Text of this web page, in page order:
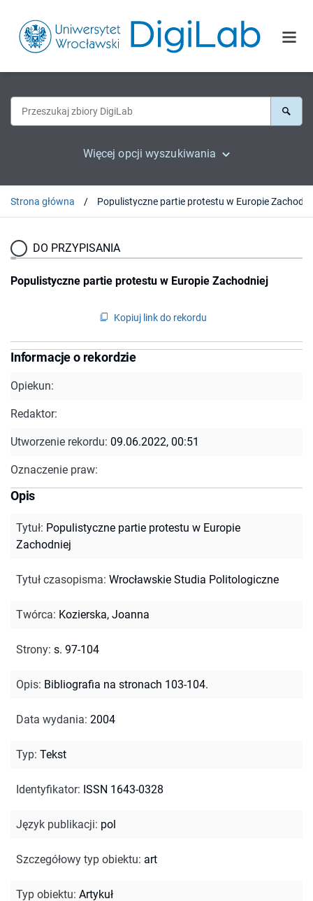
Więcej opcji wyszukiwania
Strona główna Populistyczne partie protestu w Europie
DO PRZYPISANIA
Populistyczne partie protestu w Europie Zachodniej
Kopiuj link do rekordu
Informacje o rekordzie
Opiekun:
Redaktor:
Utworzenie rekordu: 09.06.2022, 00:51
Oznaczenie praw:
Opis
Tytuł: Populistyczne partie protestu w Europie
Zachodniej
Tytuł czasopisma: Wrocławskie Studia Politologiczne
Twórca: Kozierska, Joanna
Strony: s. 97-104
Opis: Bibliografia na stronach 103-104.
Data wydania: 2004
Typ: Tekst
Identyfikator: ISSN 1643-0328
Język publikacji: pol
Szczegółowy typ obiektu: art
Typ obiektu: Artykuł